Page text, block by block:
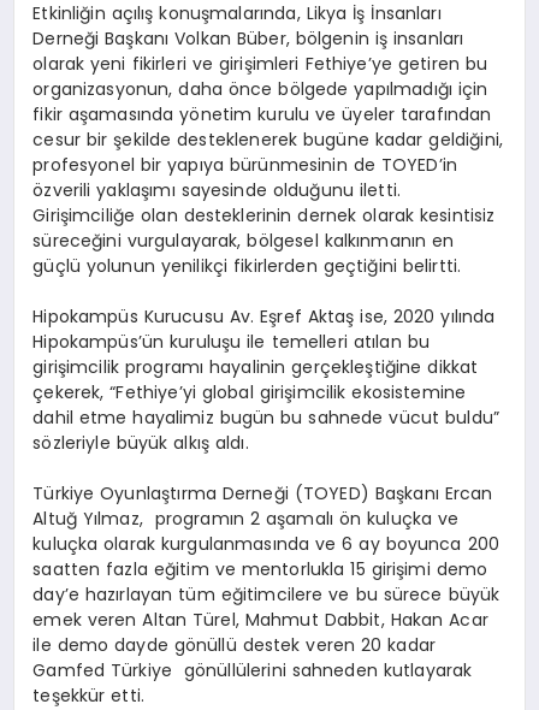
Etkinliğin açılış konuşmalarında, Likya İş İnsanları
Derneği Başkanı Volkan Büber, bölgenin iş insanları
olarak yeni fikirleri ve girişimleri Fethiye’ye getiren bu
organizasyonun, daha önce bölgede yapılmadığı için
fikir aşamasında yönetim kurulu ve üyeler tarafından
cesur bir şekilde desteklenerek bugüne kadar geldiğini,
profesyonel bir yapıya bürünmesinin de TOYED’in
özverili yaklaşımı sayesinde olduğunu iletti.
Girişimciliğe olan desteklerinin dernek olarak kesintisiz
süreceğini vurgulayarak, bölgesel kalkınmanın en
güçlü yolunun yenilikçi fikirlerden geçtiğini belirtti.
Hipokampüs Kurucusu Av. Eşref Aktaş ise, 2020 yılında
Hipokampüs’ün kuruluşu ile temelleri atılan bu
girişimcilik programı hayalinin gerçekleştiğine dikkat
çekerek, “Fethiye’yi global girişimcilik ekosistemine
dahil etme hayalimiz bugün bu sahnede vücut buldu”
sözleriyle büyük alkış aldı.
Türkiye Oyunlaştırma Derneği (TOYED) Başkanı Ercan
Altuğ Yılmaz, programın 2 aşamalı ön kuluçka ve
kuluçka olarak kurgulanmasında ve 6 ay boyunca 200
saatten fazla eğitim ve mentorlukla 15 girişimi demo
day’e hazırlayan tüm eğitimcilere ve bu sürece büyük
emek veren Altan Türel, Mahmut Dabbit, Hakan Acar
ile demo dayde gönüllü destek veren 20 kadar
Gamfed Türkiye gönüllülerini sahneden kutlayarak
teşekkür etti.